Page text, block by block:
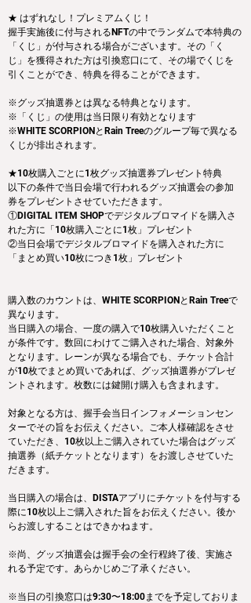
★ はずれなし！プレミアムくじ！
握手実施後に付与されるNFTの中でランダムで本特典の
「くじ」が付与される場合がございます。その「く
じ」を獲得された方は引換窓口にて、その場でくじを
引くことができ、特典を得ることができます。
※グッズ抽選券とは異なる特典となります。
※「くじ」の使用は当日限り有効となります
※WHITE SCORPIONとRain Treeのグループ毎で異なる
くじが排出されます。
★10枚購入ごとに1枚グッズ抽選券プレゼント特典
以下の条件で当日会場で行われるグッズ抽選会の参加
券をプレゼントさせていただきます。
①DIGITAL ITEM SHOPでデジタルブロマイドを購入さ
れた方に「10枚購入ごとに1枚」プレゼント
②当日会場でデジタルブロマイドを購入された方に
「まとめ買い10枚につき1枚」プレゼント
購入数のカウントは、WHITE SCORPIONとRain Treeで
異なります。
当日購入の場合、一度の購入で10枚購入いただくこと
が条件です。数回にわけてご購入された場合、対象外
となります。レーンが異なる場合でも、チケット合計
が10枚でまとめ買いであれば、グッズ抽選券がプレゼ
ントされます。枚数には鍵開け購入も含まれます。
対象となる方は、握手会当日インフォメーションセン
ターでその旨をお伝えください。ご本人様確認をさせ
ていただき、10枚以上ご購入されていた場合はグッズ
抽選券（紙チケットとなります）をお渡しさせていた
だきます。
当日購入の場合は、DISTAアプリにチケットを付与する
際に10枚以上ご購入された旨をお伝えください。後か
らお渡しすることはできかねます。
※尚、グッズ抽選会は握手会の全行程終了後、実施さ
れる予定です。あらかじめご了承ください。
※当日の引換窓口は9:30〜18:00までを予定しておりま